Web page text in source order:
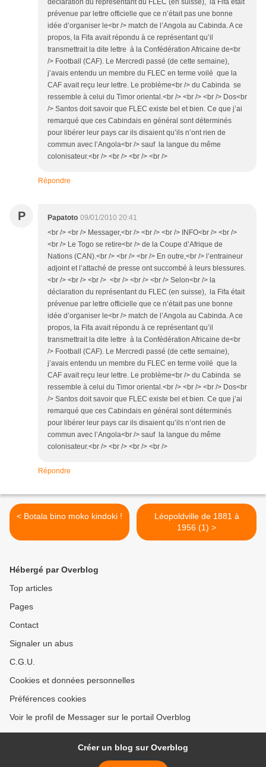
déclaration du représentant du FLEC (en suisse), la Fifa était
prévenue par lettre officielle que ce n’était pas une bonne
idée d’organiser le<br /> match de l’Angola au Cabinda. A ce
propos, la Fifa avait répondu à ce représentant qu’il
transmettrait la dite lettre à la Confédération Africaine de<br
/> Football (CAF). Le Mercredi passé (de cette semaine),
j’avais entendu un membre du FLEC en terme voilé que la
CAF avait reçu leur lettre. Le problème<br /> du Cabinda se
ressemble à celui du Timor oriental.<br /> <br /> <br /> Dos<br
/> Santos doit savoir que FLEC existe bel et bien. Ce que j’ai
remarqué que ces Cabindais en général sont déterminés
pour libérer leur pays car ils disaient qu’ils n’ont rien de
commun avec l’Angola<br /> sauf la langue du même
colonisateur.<br /> <br /> <br /> <br />
Répondre
P Papatoto 09/01/2010 20:41
<br /> <br /> Messager,<br /> <br /> <br /> INFO<br /> <br />
<br /> Le Togo se retire<br /> de la Coupe d’Afrique de
Nations (CAN).<br /> <br /> <br /> En outre,<br /> l’entraineur
adjoint et l’attaché de presse ont succombé à leurs blessures.
<br /> <br /> <br /> <br /> <br /> <br /> Selon<br /> la
déclaration du représentant du FLEC (en suisse), la Fifa était
prévenue par lettre officielle que ce n’était pas une bonne
idée d’organiser le<br /> match de l’Angola au Cabinda. A ce
propos, la Fifa avait répondu à ce représentant qu’il
transmettrait la dite lettre à la Confédération Africaine de<br
/> Football (CAF). Le Mercredi passé (de cette semaine),
j’avais entendu un membre du FLEC en terme voilé que la
CAF avait reçu leur lettre. Le problème<br /> du Cabinda se
ressemble à celui du Timor oriental.<br /> <br /> <br /> Dos<br
/> Santos doit savoir que FLEC existe bel et bien. Ce que j’ai
remarqué que ces Cabindais en général sont déterminés
pour libérer leur pays car ils disaient qu’ils n’ont rien de
commun avec l’Angola<br /> sauf la langue du même
colonisateur.<br /> <br /> <br /> <br />
Répondre
< Botala bino moko kindoki !
Léopoldville de 1881 à
1956 (1) >
Hébergé par Overblog
Top articles
Pages
Contact
Signaler un abus
C.G.U.
Cookies et données personnelles
Préférences cookies
Voir le profil de Messager sur le portail Overblog
Créer un blog sur Overblog